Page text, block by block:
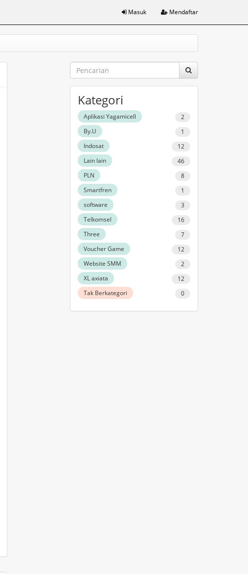
Masuk Mendaftar
Kategori
Aplikasi Yagamicell
2
By.U
1
Indosat
12
Lain lain
46
PLN
8
Smartfren
1
software
3
Telkomsel
16
Three
7
Voucher Game
12
Website SMM
2
XL axiata
12
Tak Berkategori
0